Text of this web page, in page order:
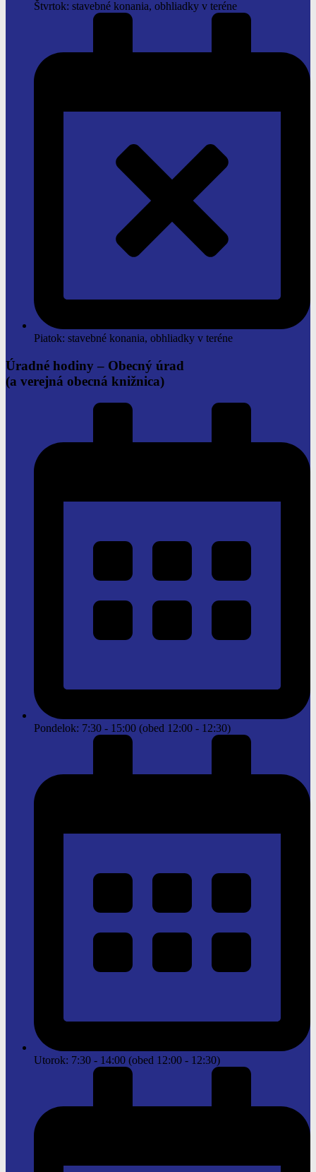
Štvrtok: stavebné konania, obhliadky v teréne
Piatok: stavebné konania, obhliadky v teréne
Úradné hodiny – Obecný úrad
(a verejná obecná knižnica)
Pondelok: 7:30 - 15:00 (obed 12:00 - 12:30)
Utorok: 7:30 - 14:00 (obed 12:00 - 12:30)